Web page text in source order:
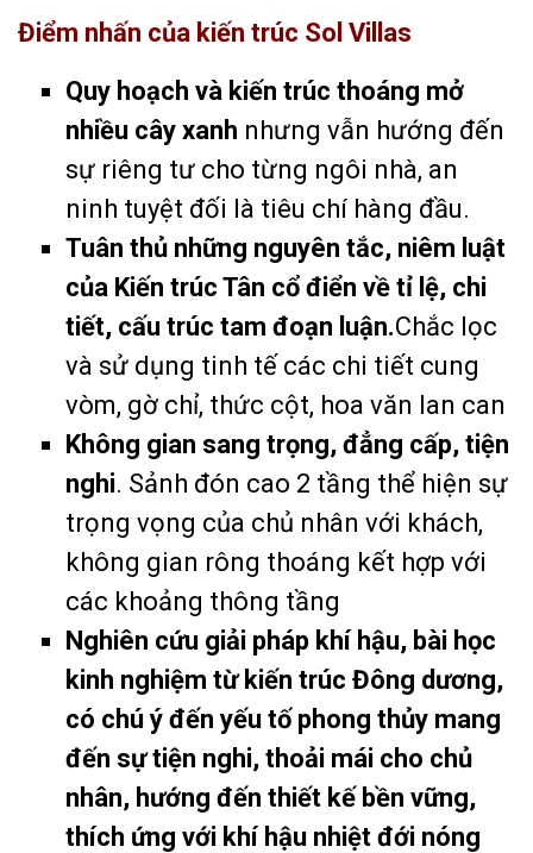
Điểm nhấn của kiến trúc Sol Villas
Quy hoạch và kiến trúc thoáng mở
nhiều cây xanh nhưng vẫn hướng đến
sự riêng tư cho từng ngôi nhà, an
ninh tuyệt đối là tiêu chí hàng đầu.
Tuân thủ những nguyên tắc, niêm luật
của Kiến trúc Tân cổ điển về tỉ lệ, chi
tiết, cấu trúc tam đoạn luận.Chắc lọc
và sử dụng tinh tế các chi tiết cung
vòm, gờ chỉ, thức cột, hoa văn lan can
Không gian sang trọng, đẳng cấp, tiện
nghi. Sảnh đón cao 2 tầng thể hiện sự
trọng vọng của chủ nhân với khách,
không gian rông thoáng kết hợp với
các khoảng thông tầng
Nghiên cứu giải pháp khí hậu, bài học
kinh nghiệm từ kiến trúc Đông dương,
có chú ý đến yếu tố phong thủy mang
đến sự tiện nghi, thoải mái cho chủ
nhân, hướng đến thiết kế bền vững,
thích ứng với khí hậu nhiệt đới nóng